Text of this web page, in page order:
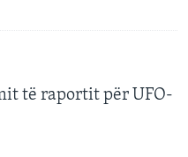
të raportit për UFO-